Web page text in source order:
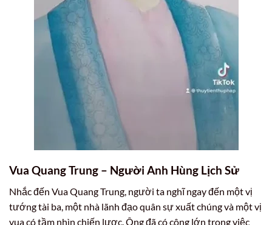
Vua Quang Trung – Người Anh Hùng Lịch Sử
Nhắc đến Vua Quang Trung, người ta nghĩ ngay đến một vị
tướng tài ba, một nhà lãnh đạo quân sự xuất chúng và một vị
vua có tầm nhìn chiến lược. Ông đã có công lớn trong việc